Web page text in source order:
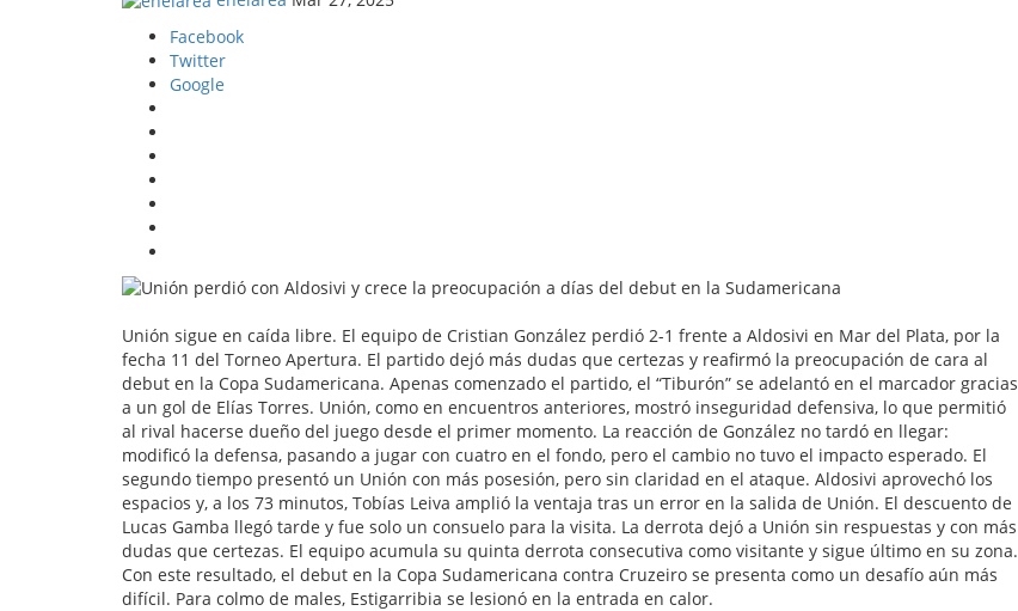
Facebook
Twitter
Google
Unión sigue en caída libre. El equipo de Cristian González perdió 2-1 frente a Aldosivi en Mar del Plata, por la
fecha 11 del Torneo Apertura. El partido dejó más dudas que certezas y reafirmó la preocupación de cara al
debut en la Copa Sudamericana. Apenas comenzado el partido, el “Tiburón” se adelantó en el marcador gracias
a un gol de Elías Torres. Unión, como en encuentros anteriores, mostró inseguridad defensiva, lo que permitió
al rival hacerse dueño del juego desde el primer momento. La reacción de González no tardó en llegar:
modificó la defensa, pasando a jugar con cuatro en el fondo, pero el cambio no tuvo el impacto esperado. El
segundo tiempo presentó un Unión con más posesión, pero sin claridad en el ataque. Aldosivi aprovechó los
espacios y, a los 73 minutos, Tobías Leiva amplió la ventaja tras un error en la salida de Unión. El descuento de
Lucas Gamba llegó tarde y fue solo un consuelo para la visita. La derrota dejó a Unión sin respuestas y con más
dudas que certezas. El equipo acumula su quinta derrota consecutiva como visitante y sigue último en su zona.
Con este resultado, el debut en la Copa Sudamericana contra Cruzeiro se presenta como un desafío aún más
difícil. Para colmo de males, Estigarribia se lesionó en la entrada en calor.